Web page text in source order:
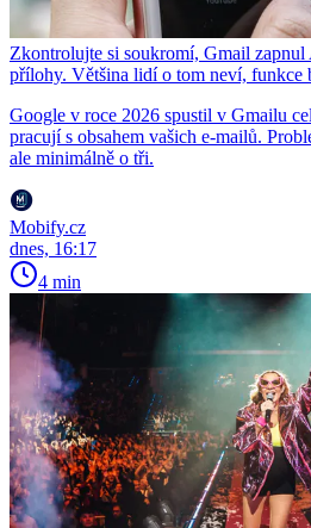
Zkontrolujte si soukromí, Gmail
přílohy. Většina lidí o tom neví, funkce
Google v roce 2026 spustil v Gmailu
pracují s obsahem vašich e-mailů.
ale minimálně o tři.
Mobify.cz
dnes, 16:17
4 min